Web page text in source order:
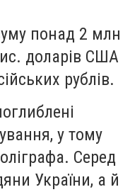
понад 2 млн
доларів США
рублів.
у тому
Серед
України, а й